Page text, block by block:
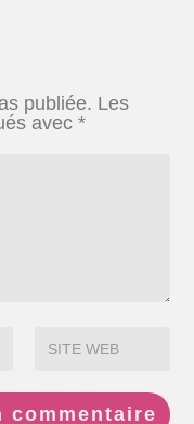
publiée. Les
avec*